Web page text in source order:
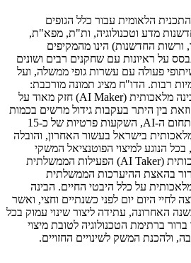
הלאומית עבור כלל הגופים
מדע וטכנולוגיה, ות"ת, מפא"ת,
החדשנות) הינו מהמקיפים
על ראיונות עם שחקנים רבים ושונים
פעולה עם עשרות גופי ממשלה, ועל
רבות. הדו"ח מציג תמונה מורכבת:
מעמדה של ישראל כיצרנית בינה מלאכותית (AI Maker) חזק מאוד על
בין היתר בעקבות גידול מרשים בכמות
החברות המוקמות בישראל בתחום ה-AI, השקעות פרטיות של כ-15
בישראל בעשור האחרון, והובלה
הנוגע למיצוי הפוטנציאל המשקי
והחברתי הגלום בבינה המלאכותית (AI Taker) הפעילות הממשלתית
בהאצת ההיערכות הממשלתית
על כלל היבטי החיים. הבינה
לחיי היום יום לפני כשנתיים וחצי, ואשר
האחרונה, עתידה ליצור שינוי עמוק בכל
ברתימת הטכנולוגיה לטובת מיצוי
ולהכנת המשק לשינויים החזויים.